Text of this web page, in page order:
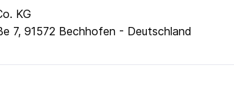
KG
7, 91572 Bechhofen - Deutschland